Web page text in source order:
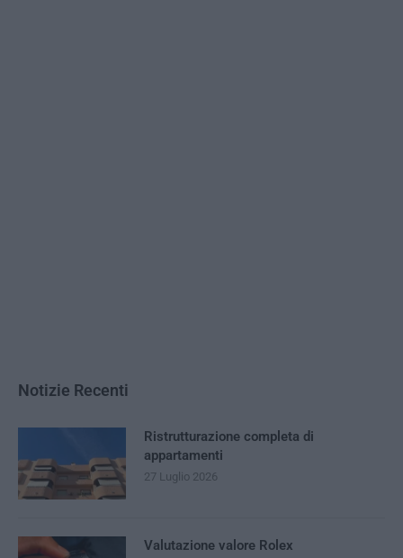
Notizie Recenti
Ristrutturazione completa di
appartamenti
27 Luglio 2026
Valutazione valore Rolex